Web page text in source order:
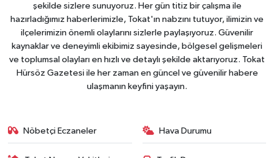
şekilde sizlere sunuyoruz. Her gün titiz bir çalışma ile
hazırladığımız haberlerimizle, Tokat'ın nabzını tutuyor, ilimizin ve
ilçelerimizin önemli olaylarını sizlerle paylaşıyoruz. Güvenilir
kaynaklar ve deneyimli ekibimiz sayesinde, bölgesel gelişmeleri
ve toplumsal olayları en hızlı ve detaylı şekilde aktarıyoruz. Tokat
Hürsöz Gazetesi ile her zaman en güncel ve güvenilir habere
ulaşmanın keyfini yaşayın.
Nöbetçi Eczaneler Hava Durumu